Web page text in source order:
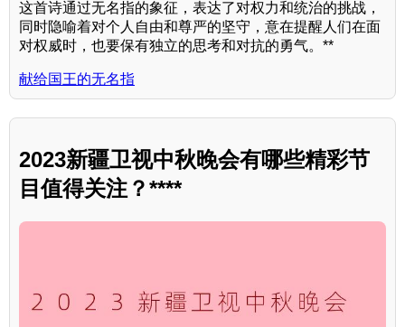
这首诗通过无名指的象征，表达了对权力和统治的挑战，
同时隐喻着对个人自由和尊严的坚守，意在提醒人们在面
对权威时，也要保有独立的思考和对抗的勇气。**
献给国王的无名指
2023新疆卫视中秋晚会有哪些精彩节
目值得关注？****